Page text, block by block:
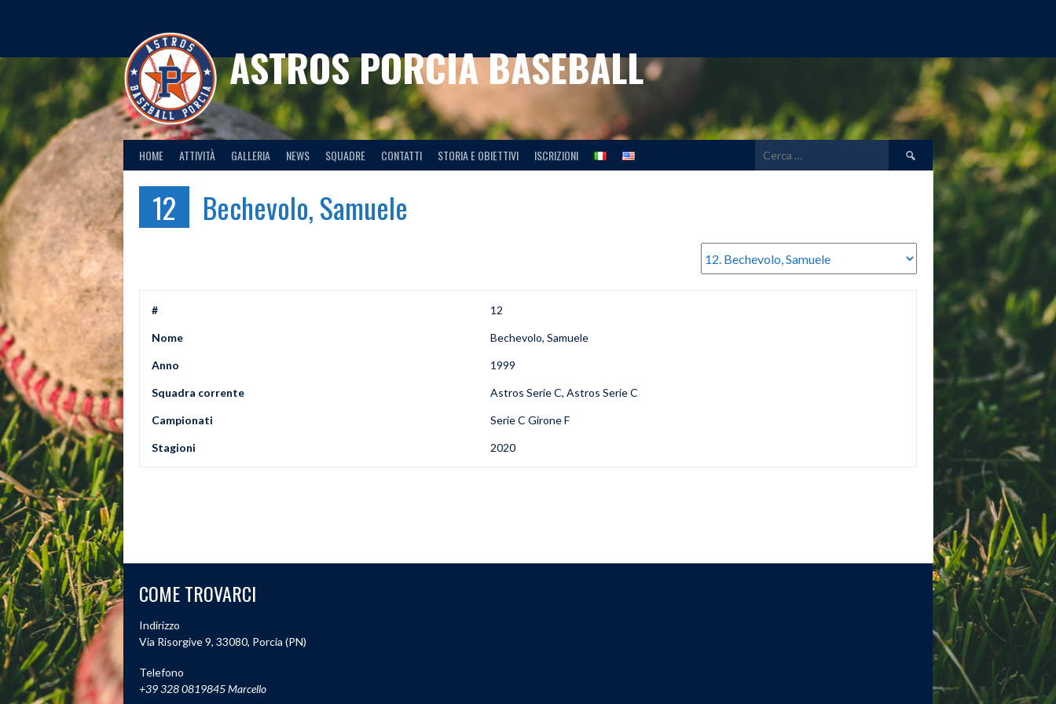
ASTROS PORCIA BASEBALL
HOME ATTIVITÀ GALLERIA NEWS SQUADRE CONTATTI STORIA E OBIETTIVI ISCRIZIONI
Ricerca
per:
12 Bechevolo, Samuele
# 12
Nome Bechevolo, Samuele
Anno 1999
Squadra corrente Astros Serie C, Astros Serie C
Campionati Serie C Girone F
Stagioni 2020
COME TROVARCI
Indirizzo
Via Risorgive 9, 33080, Porcia (PN)
Telefono
+39 328 0819845 Marcello